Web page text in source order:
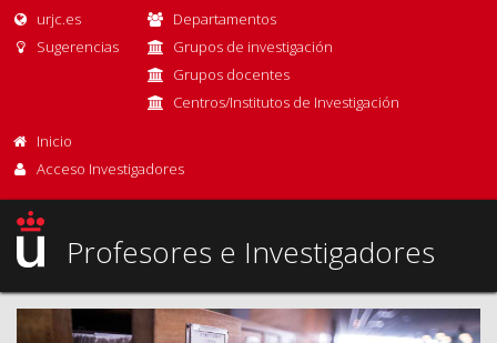
urjc.es
Sugerencias
Departamentos
Grupos de investigación
Grupos docentes
Centros/Institutos de Investigación
Inicio
Acceso Investigadores
Profesores e Investigadores